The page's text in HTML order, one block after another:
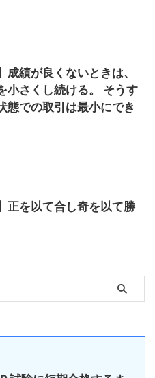
成績が良くないときは、
小さくし続ける。 そうす
態での取引は最小にでき
正を以て合し奇を以て勝